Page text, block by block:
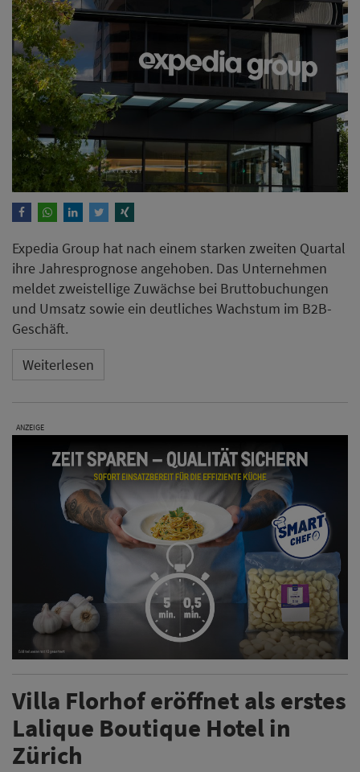
Expedia Group hat nach einem starken zweiten Quartal
ihre Jahresprognose angehoben. Das Unternehmen
meldet zweistellige Zuwächse bei Bruttobuchungen
und Umsatz sowie ein deutliches Wachstum im B2B-
Geschäft.
Weiterlesen
ANZEIGE
Villa Florhof eröffnet als erstes
Lalique Boutique Hotel in
Zürich